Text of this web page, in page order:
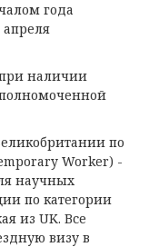
года
апреля
при наличии
по
Worker) -
научных
по категории
из UK. Все
визу в